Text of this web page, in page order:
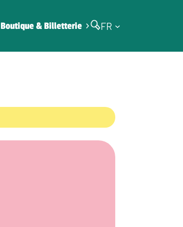
Boutique & Billetterie FR